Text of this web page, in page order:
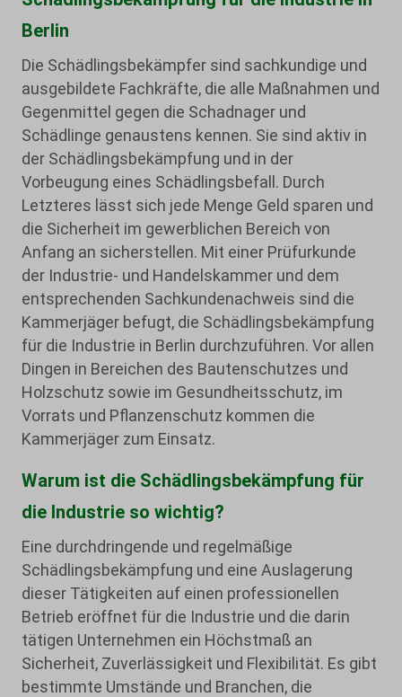
Berlin
Die Schädlingsbekämpfer sind sachkundige und
ausgebildete Fachkräfte, die alle Maßnahmen und
Gegenmittel gegen die Schadnager und
Schädlinge genaustens kennen. Sie sind aktiv in
der Schädlingsbekämpfung und in der
Vorbeugung eines Schädlingsbefall. Durch
Letzteres lässt sich jede Menge Geld sparen und
die Sicherheit im gewerblichen Bereich von
Anfang an sicherstellen. Mit einer Prüfurkunde
der Industrie- und Handelskammer und dem
entsprechenden Sachkundenachweis sind die
Kammerjäger befugt, die Schädlingsbekämpfung
für die Industrie in Berlin durchzuführen. Vor allen
Dingen in Bereichen des Bautenschutzes und
Holzschutz sowie im Gesundheitsschutz, im
Vorrats und Pflanzenschutz kommen die
Kammerjäger zum Einsatz.
Warum ist die Schädlingsbekämpfung für
die Industrie so wichtig?
Eine durchdringende und regelmäßige
Schädlingsbekämpfung und eine Auslagerung
dieser Tätigkeiten auf einen professionellen
Betrieb eröffnet für die Industrie und die darin
tätigen Unternehmen ein Höchstmaß an
Sicherheit, Zuverlässigkeit und Flexibilität. Es gibt
bestimmte Umstände und Branchen, die